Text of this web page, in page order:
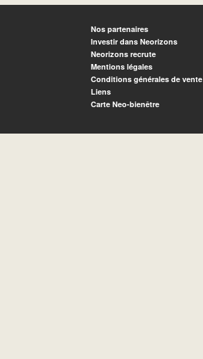
Nos partenaires
Investir dans Neorizons
Neorizons recrute
Mentions légales
Conditions générales de vente
Liens
Carte Neo-bienêtre